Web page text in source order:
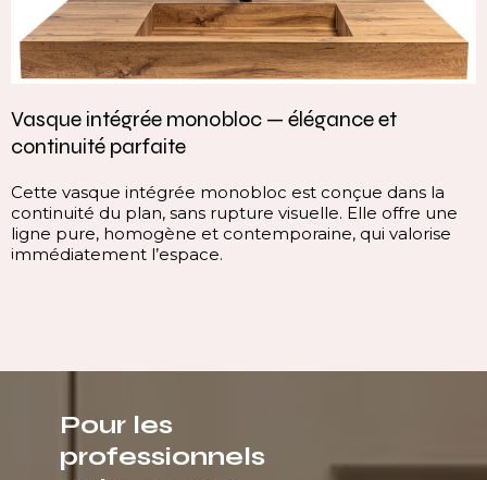
Vasque intégrée monobloc — élégance et
continuité parfaite
Cette vasque intégrée monobloc est conçue dans la
continuité du plan, sans rupture visuelle. Elle offre une
ligne pure, homogène et contemporaine, qui valorise
immédiatement l’espace.
Pour les
professionnels